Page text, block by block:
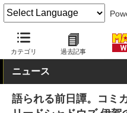
カテゴリ 過去記事
MANGA Watch 新連載
ニュース
語られる前日譚。コミ